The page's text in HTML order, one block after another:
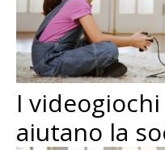
I
aiutano la